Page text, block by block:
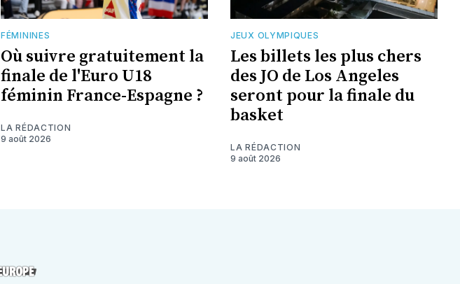
FÉMININES
Où suivre gratuitement la
finale de l'Euro U18
féminin France-Espagne ?
LA RÉDACTION
9 août 2026
JEUX OLYMPIQUES
Les billets les plus chers
des JO de Los Angeles
seront pour la finale du
basket
LA RÉDACTION
9 août 2026